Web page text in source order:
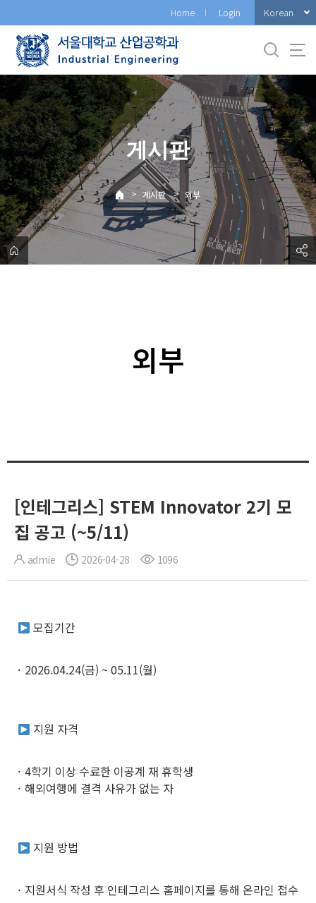
로
메
뉴
Home Login Korean
게시판
> 게시판 > 외부
외부
[인테그리스] STEM Innovator 2기 모
집 공고 (~5/11)
admie 2026-04-28 1096
모집기간
2026.04.24(금) ~ 05.11(월)
지원 자격
4학기 이상 수료한 이공계 재 휴학생
해외여행에 결격 사유가 없는 자
지원 방법
지원서식 작성 후 인테그리스 홈페이지를 통해 온라인 접수